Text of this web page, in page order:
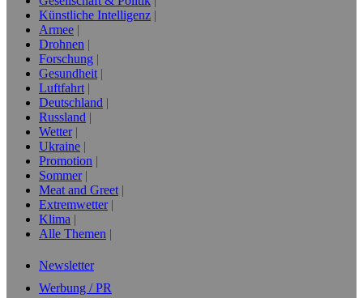
Künstliche Intelligenz
Armee
Drohnen
Forschung
Gesundheit
Luftfahrt
Deutschland
Russland
Wetter
Ukraine
Promotion
Sommer
Meat and Greet
Extremwetter
Klima
Alle Themen
Newsletter
Werbung / PR